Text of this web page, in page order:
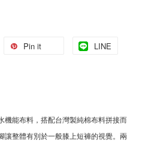
Pin it LINE
機能布料，搭配台灣製純棉布料拼接而
讓整體有別於一般膝上短褲的視覺。兩